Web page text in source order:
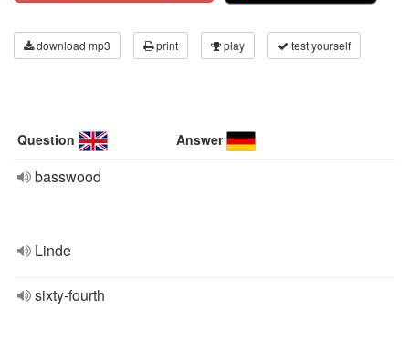
download mp3 print play test yourself
Question Answer
basswood
Linde
sixty-fourth